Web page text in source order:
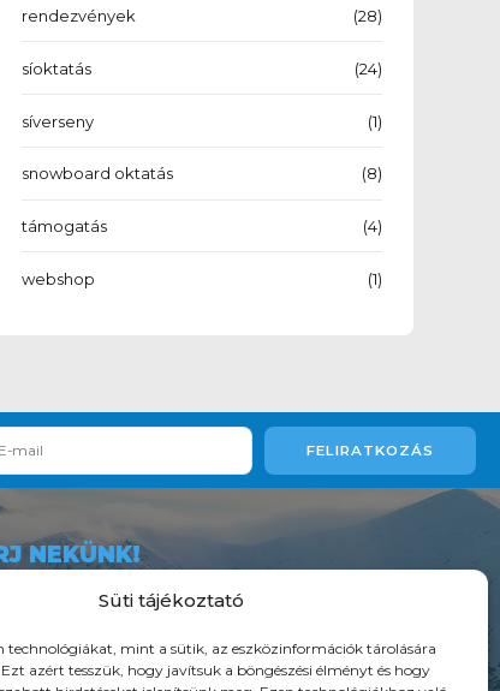
Süti tájékoztató
technológiákat, mint a sütik, az eszközinformációk tárolására
Ezt azért tesszük, hogy javítsuk a böngészési élményt és hogy
rendezvények (28)
síoktatás (24)
síverseny (1)
snowboard oktatás (8)
támogatás (4)
webshop (1)
NEKÜNK!